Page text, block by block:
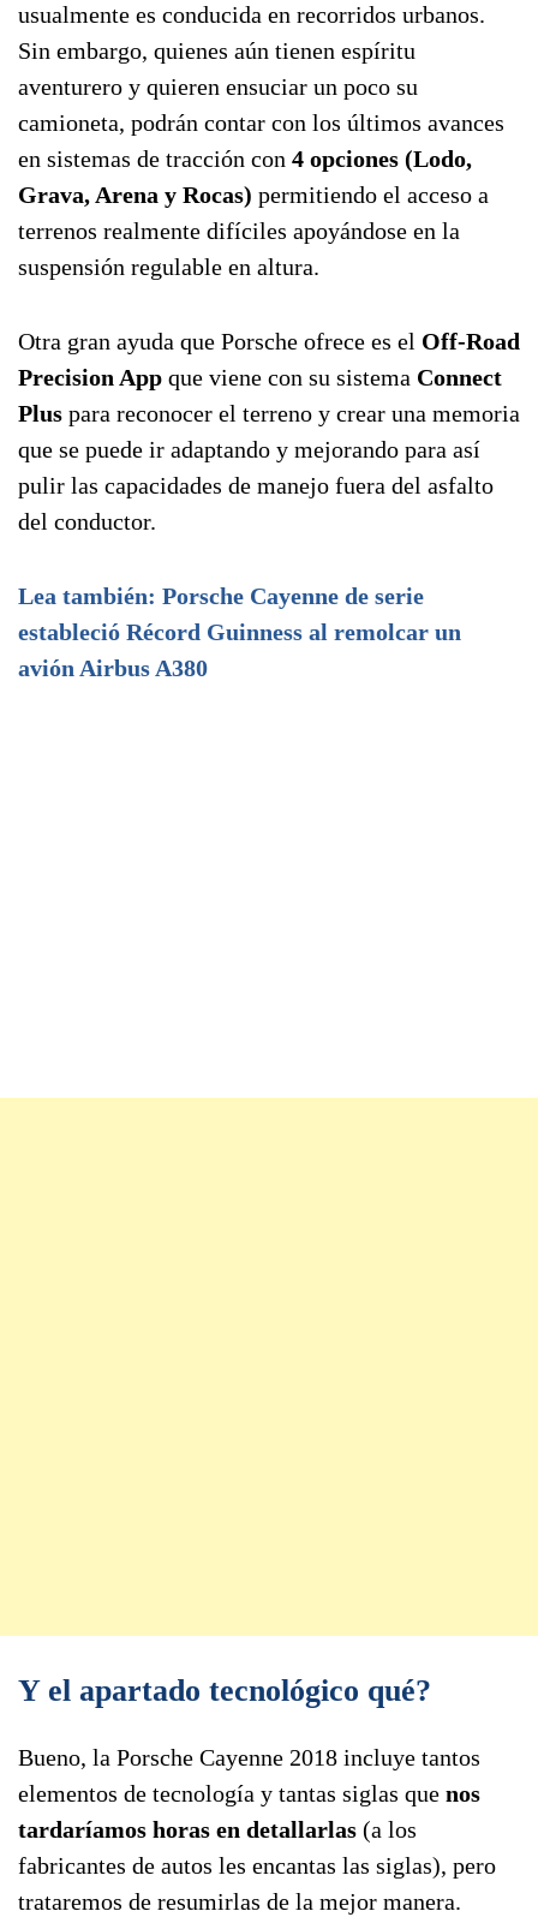
usualmente es conducida en recorridos urbanos.
Sin embargo, quienes aún tienen espíritu
aventurero y quieren ensuciar un poco su
camioneta, podrán contar con los últimos avances
en sistemas de tracción con 4 opciones (Lodo,
Grava, Arena y Rocas) permitiendo el acceso a
terrenos realmente difíciles apoyándose en la
suspensión regulable en altura.
Otra gran ayuda que Porsche ofrece es el Off-Road
Precision App que viene con su sistema Connect
Plus para reconocer el terreno y crear una memoria
que se puede ir adaptando y mejorando para así
pulir las capacidades de manejo fuera del asfalto
del conductor.
Lea también: Porsche Cayenne de serie
estableció Récord Guinness al remolcar un
avión Airbus A380
Y el apartado tecnológico qué?
Bueno, la Porsche Cayenne 2018 incluye tantos
elementos de tecnología y tantas siglas que nos
tardaríamos horas en detallarlas (a los
fabricantes de autos les encantas las siglas), pero
trataremos de resumirlas de la mejor manera.